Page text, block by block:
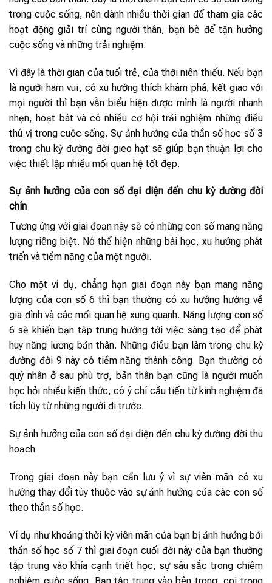
trong cuộc sống, nên dành nhiều thời gian để tham gia các
hoạt động giải trí cùng người thân, bạn bè để tận hưởng
cuộc sống và những trải nghiệm.
Vì đây là thời gian của tuổi trẻ, của thời niên thiếu. Nếu bạn
là người ham vui, có xu hướng thích khám phá, kết giao với
mọi người thì bạn vẫn biểu hiện được mình là người nhanh
nhẹn, hoạt bát và có nhiều cơ hội trải nghiệm những điều
thú vị trong cuộc sống. Sự ảnh hưởng của thần số học số 3
trong chu kỳ đường đời gieo hạt sẽ giúp bạn thuận lợi cho
việc thiết lập nhiều mối quan hệ tốt đẹp.
Sự ảnh hưởng của con số đại diện đến chu kỳ đường đời
chín
Tương ứng với giai đoạn này sẽ có những con số mang năng
lượng riêng biệt. Nó thể hiện những bài học, xu hướng phát
triển và tiềm năng của một người.
Cho một ví dụ, chẳng hạn giai đoạn này bạn mang năng
lượng của con số 6 thì bạn thường có xu hướng hướng về
gia đình và các mối quan hệ xung quanh. Năng lượng con số
6 sẽ khiến bạn tập trung hướng tới việc sáng tạo để phát
huy năng lượng bản thân. Những điều bạn làm trong chu kỳ
đường đời 9 này có tiềm năng thành công. Bạn thường có
quý nhân ở sau phù trợ, bản thân bạn cũng là người muốn
học hỏi nhiều kiến thức, có ý chí cầu tiến từ kinh nghiệm đã
tích lũy từ những người đi trước.
Sự ảnh hưởng của con số đại diện đến chu kỳ đường đời thu
hoạch
Trong giai đoạn này bạn cần lưu ý vì sự viên mãn có xu
hướng thay đổi tùy thuộc vào sự ảnh hưởng của các con số
theo thần số học.
Ví dụ như khoảng thời kỳ viên mãn của bạn bị ảnh hưởng bởi
thần số học số 7 thì giai đoạn cuối đời này của bạn thường
tập trung vào khía cạnh triết học, sự sâu sắc trong chiêm
nghiệm cuộc sống. Bạn tập trung vào bên trong, coi trọng